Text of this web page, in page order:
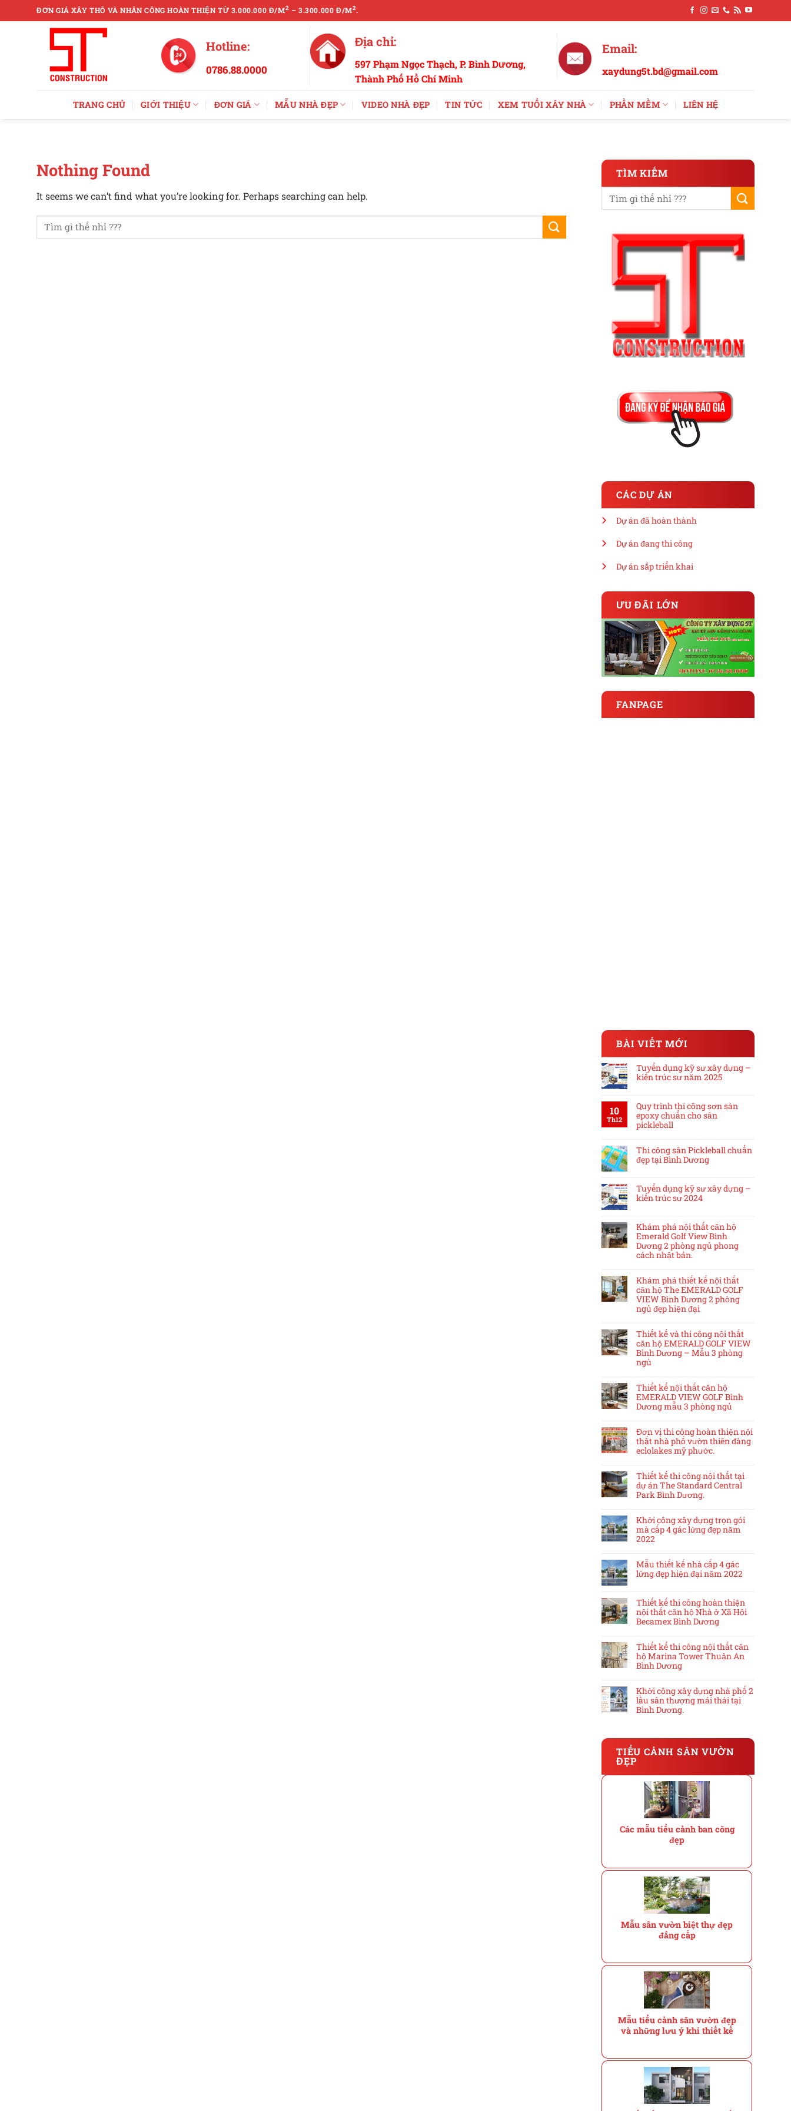
to
ĐƠN GIÁ XÂY THÔ VÀ NHÂN CÔNG HOÀN THIỆN TỪ 3.000.000 Đ/M2 – 3.300.000 Đ/M2.
Hotline:
0786.88.0000
Địa chỉ:
597 Phạm Ngọc Thạch, P. Bình Dương,
Thành Phố Hồ Chí Minh
Email:
xaydung5t.bd@gmail.com
TRANG CHỦ GIỚI THIỆU ĐƠN GIÁ MẪU NHÀ ĐẸP VIDEO NHÀ ĐẸP TIN TỨC XEM TUỔI XÂY NHÀ PHẦN MỀM LIÊN HỆ
Nothing Found
It seems we can’t find what you’re looking for. Perhaps searching can help.
TÌM KIẾM
CÁC DỰ ÁN
Dự án đã hoàn thành
Dự án đang thi công
Dự án sắp triển khai
ƯU ĐÃI LỚN
FANPAGE
BÀI VIẾT MỚI
Tuyển dụng kỹ sư xây dựng –
kiến trúc sư năm 2025
10
Th12
Quy trình thi công sơn sàn
epoxy chuẩn cho sân
pickleball
Thi công sân Pickleball chuẩn
đẹp tại Bình Dương
Tuyển dụng kỹ sư xây dựng –
kiến trúc sư 2024
Khám phá nội thất căn hộ
Emerald Golf View Bình
Dương 2 phòng ngủ phong
cách nhật bản.
Khám phá thiết kế nội thất
căn hộ The EMERALD GOLF
VIEW Bình Dương 2 phòng
ngủ đẹp hiện đại
Thiết kế và thi công nội thất
căn hộ EMERALD GOLF VIEW
Bình Dương – Mẫu 3 phòng
ngủ
Thiết kế nội thất căn hộ
EMERALD VIEW GOLF Bình
Dương mẫu 3 phòng ngủ
Đơn vị thi công hoàn thiện nội
thất nhà phố vườn thiên đàng
eclolakes mỹ phước.
Thiết kế thi công nội thất tại
dự án The Standard Central
Park Bình Dương.
Khởi công xây dựng trọn gói
mà cấp 4 gác lửng đẹp năm
2022
Mẫu thiết kế nhà cấp 4 gác
lửng đẹp hiện đại năm 2022
Thiết kế thi công hoàn thiện
nội thất căn hộ Nhà ở Xã Hội
Becamex Bình Dương
Thiết kế thi công nội thất căn
hộ Marina Tower Thuận An
Bình Dương
Khởi công xây dựng nhà phố 2
lầu sân thượng mái thái tại
Bình Dương.
TIỂU CẢNH SÂN VƯỜN
ĐẸP
Các mẫu tiểu cảnh ban công
đẹp
Mẫu sân vườn biệt thự đẹp
đẳng cấp
Mẫu tiểu cảnh sân vườn đẹp
và những lưu ý khi thiết kế